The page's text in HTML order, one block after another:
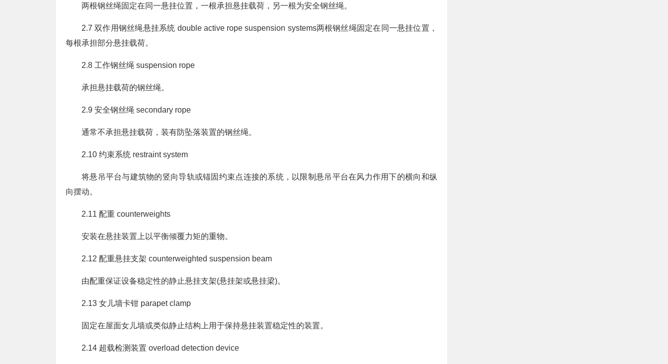
两根钢丝绳固定在同一悬挂位置，一根承担悬挂载荷，另一根为安全钢丝绳。
2.7 双作用钢丝绳悬挂系统 double active rope suspension systems两根钢丝绳固定在同一悬挂位置，
每根承担部分悬挂载荷。
2.8 工作钢丝绳 suspension rope
承担悬挂载荷的钢丝绳。
2.9 安全钢丝绳 secondary rope
通常不承担悬挂载荷，装有防坠落装置的钢丝绳。
2.10 约束系统 restraint system
将悬吊平台与建筑物的竖向导轨或锚固约束点连接的系统，以限制悬吊平台在风力作用下的横向和纵
向摆动。
2.11 配重 counterweights
安装在悬挂装置上以平衡倾覆力矩的重物。
2.12 配重悬挂支架 counterweighted suspension beam
由配重保证设备稳定性的静止悬挂支架(悬挂架或悬挂梁)。
2.13 女儿墙卡钳 parapet clamp
固定在屋面女儿墙或类似静止结构上用于保持悬挂装置稳定性的装置。
2.14 超载检测装置 overload detection device